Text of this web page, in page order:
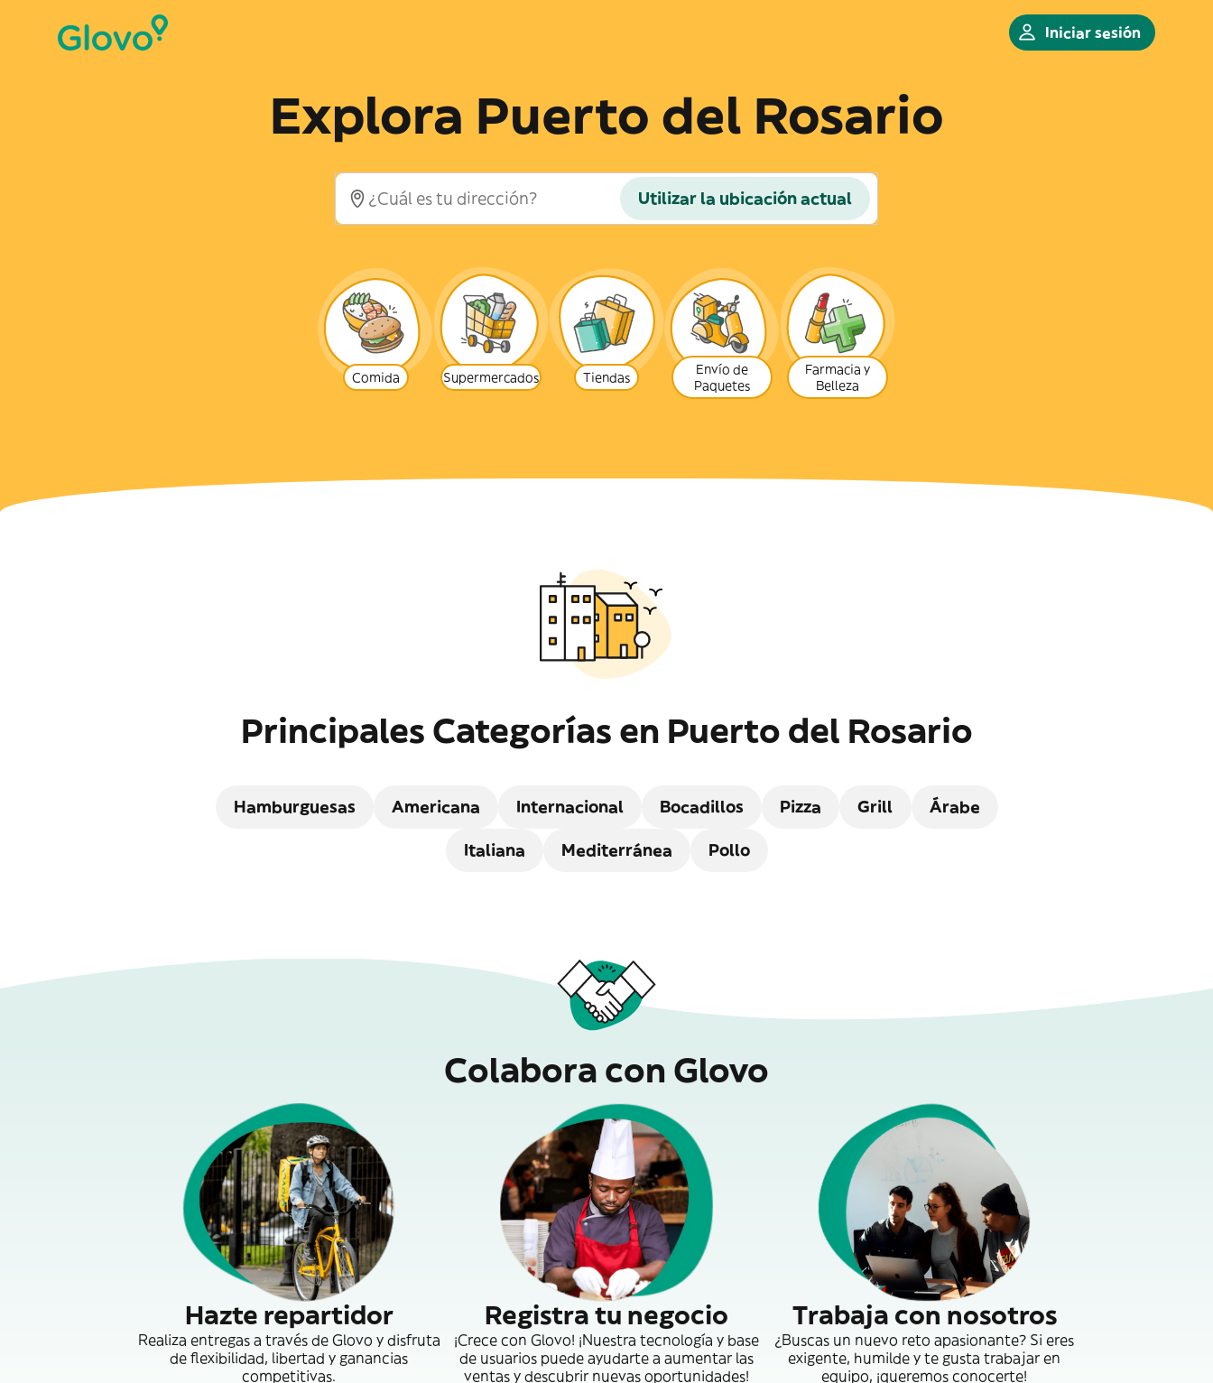
Iniciar sesión
Explora Puerto del Rosario
Utilizar la ubicación actual
Comida Supermercados Tiendas
Envío de
Paquetes
Farmacia y
Belleza
Principales Categorías en Puerto del Rosario
Hamburguesas Americana Internacional Bocadillos Pizza Grill Árabe
Italiana Mediterránea Pollo
Colabora con Glovo
Hazte repartidor
Realiza entregas a través de Glovo y disfruta
de flexibilidad, libertad y ganancias
competitivas.
Registra tu negocio
¡Crece con Glovo! ¡Nuestra tecnología y base
de usuarios puede ayudarte a aumentar las
ventas y descubrir nuevas oportunidades!
Trabaja con nosotros
¿Buscas un nuevo reto apasionante? Si eres
exigente, humilde y te gusta trabajar en
equipo, ¡queremos conocerte!